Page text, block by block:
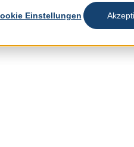
Einstellungen